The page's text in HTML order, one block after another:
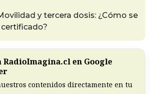
y tercera dosis: ¿Cómo se
RadioImagina.cl en Google
contenidos directamente en tu